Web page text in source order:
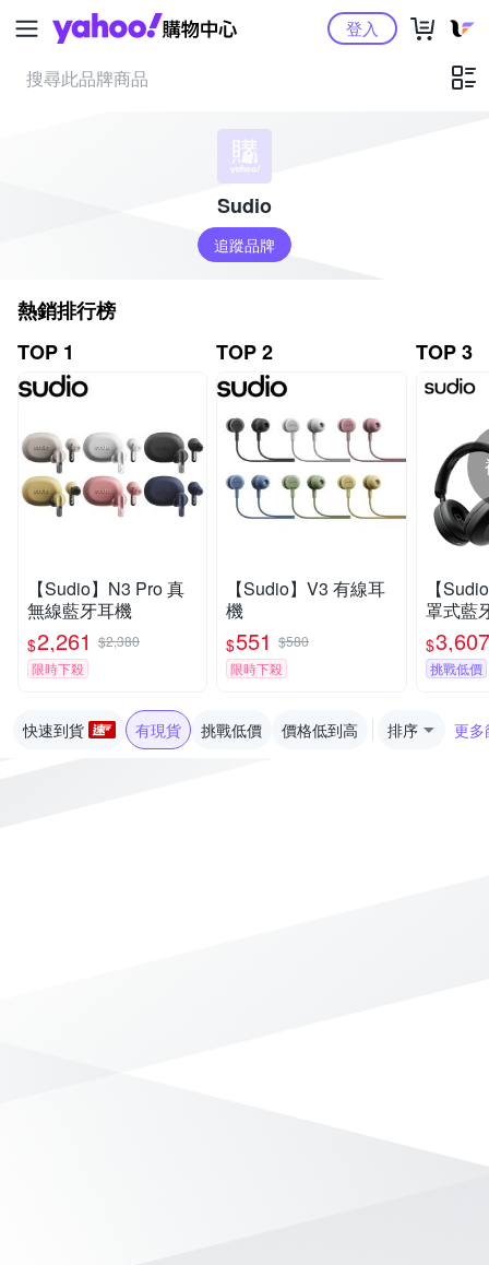
Yahoo購物中心登入
Sudio
追蹤品牌
熱銷排行榜
TOP 1
【Sudio】N3 Pro 真
無線藍牙耳機
$2,261 $2,380
限時下殺
TOP 2
【Sudio】V3 有線耳
機
$551
$580
限時下殺
TOP 3
【
罩式藍
耳機
$3,607
挑戰低價
快速到貨 有現貨 挑戰低價 價格低到高 排序 更多